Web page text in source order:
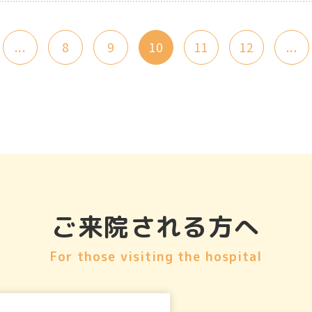
... 8 9 10 11 12 ...
ご来院される方へ
For those visiting the hospital